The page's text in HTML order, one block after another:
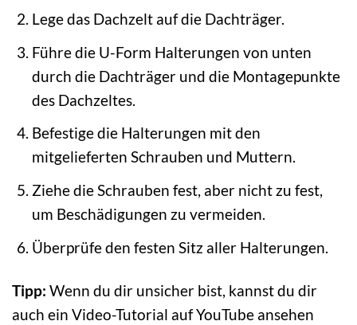
Lege das Dachzelt auf die Dachträger.
Führe die U-Form Halterungen von unten
durch die Dachträger und die Montagepunkte
des Dachzeltes.
Befestige die Halterungen mit den
mitgelieferten Schrauben und Muttern.
Ziehe die Schrauben fest, aber nicht zu fest,
um Beschädigungen zu vermeiden.
Überprüfe den festen Sitz aller Halterungen.
Tipp: Wenn du dir unsicher bist, kannst du dir
auch ein Video-Tutorial auf YouTube ansehen